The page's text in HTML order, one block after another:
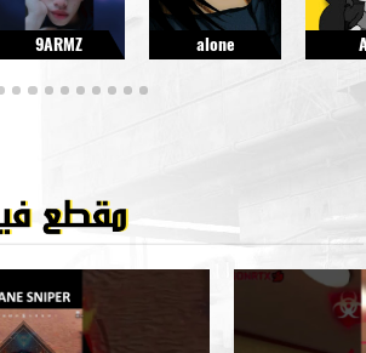
9ARMZ alone